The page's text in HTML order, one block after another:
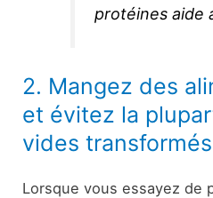
protéines aide
2. Mangez des
et évitez la
vides
Lorsque vous essayez de